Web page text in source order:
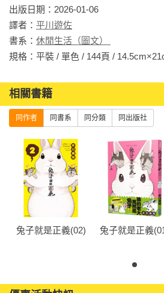
出版日期：2026-01-06
譯者： 平川遊佐
書系： 休閒生活（圖文）
規格：平裝 / 單色 / 144頁 /
相關書籍
同作者 同書系 同分類 同出版社
兔子就是正義(02) 兔子就是正義